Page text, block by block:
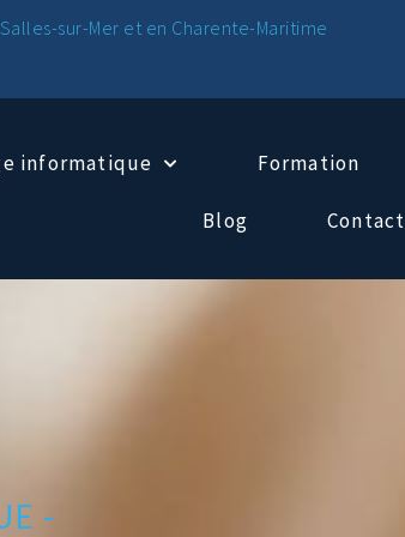
sur-Mer et en Charente-Maritime
informatique Formation
Blog Contact
-